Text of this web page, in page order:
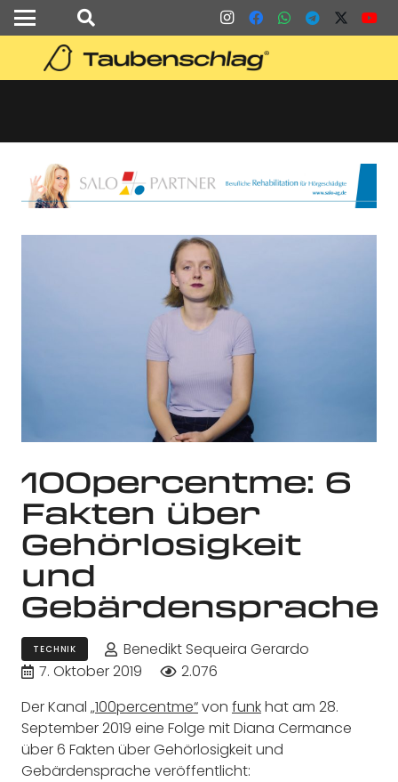
100percentme: 6
Fakten über
Gehörlosigkeit
und
Gebärdensprache
TECHNIK
Benedikt Sequeira Gerardo
7. Oktober 2019
2.076
Der Kanal „100percentme“von funkhat am 28.
September 2019 eine Folge mit Diana Cermance
über 6 Fakten über Gehörlosigkeit und
Gebärdensprache veröffentlicht: